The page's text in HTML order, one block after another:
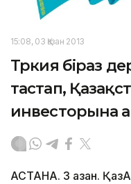
15:08, 03 Қазан 2013
Түркия біраз
тастап,
инвесторына
АСТАНА. 3 қазан.